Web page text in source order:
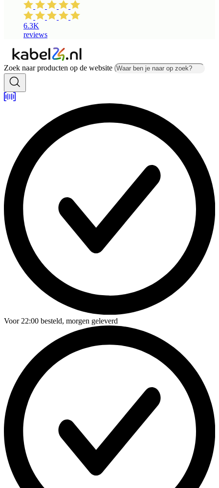
6.3K
reviews
Zoek naar producten op de website
Voor22:00 besteld, morgen geleverd